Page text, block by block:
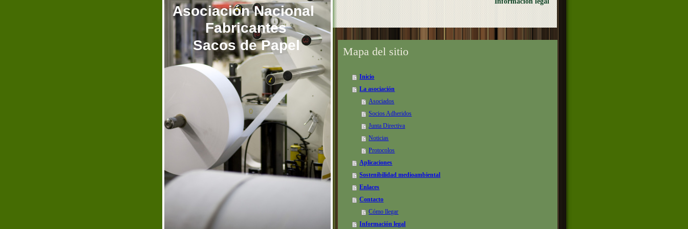
Asociación Nacional
Fabricantes
Sacos de Papel Mapa del sitio
Inicio
La asociación
Asociados
Socios Adheridos
Junta Directiva
Noticias
Protocolos
Aplicaciones
Sostenibilidad medioambiental
Enlaces
Contacto
Cómo llegar
Información legal